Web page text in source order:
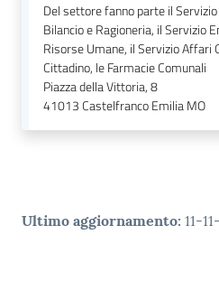
Del settore fanno parte il
Bilancio e Ragioneria, il Servizio
Risorse Umane, il Servizio Affari
Cittadino, le Farmacie Comunali
Piazza della Vittoria, 8
41013Castelfranco Emilia MO
Ultimo aggiornamento: 11-